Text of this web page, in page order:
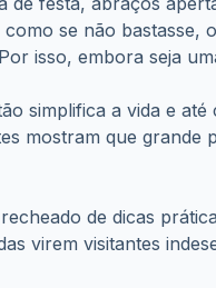
se não
isso, embora seja
simplifica a vida e
mostram que
de dicas
virem visitantes